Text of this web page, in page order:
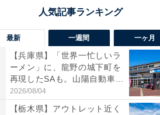
最新 一週間 一ヶ月
【兵庫県】「世界一忙しいラ
ーメン」に、龍野の城下町を
再現したSAも。山陽自動車
道...
2026/08/04
【栃木県】アウトレット近く